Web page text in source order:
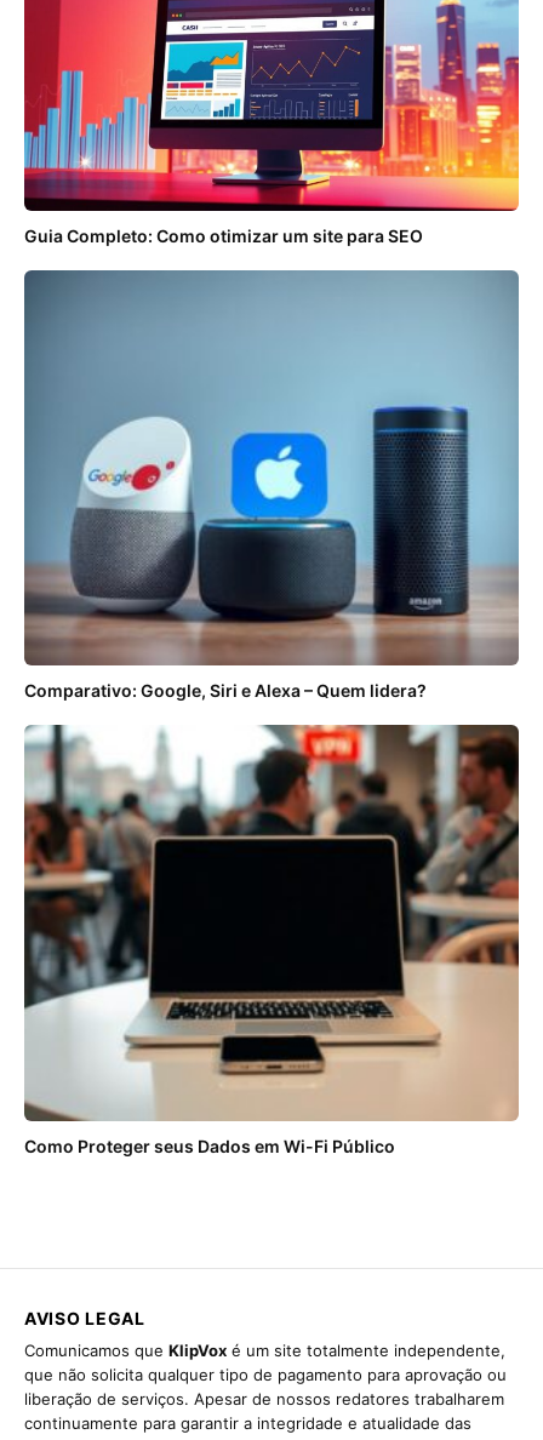
Guia Completo: Como otimizar um site para SEO
Comparativo: Google, Siri e Alexa – Quem lidera?
Como Proteger seus Dados em Wi-Fi Público
AVISO LEGAL
Comunicamos que KlipVox é um site totalmente independente,
que não solicita qualquer tipo de pagamento para aprovação ou
liberação de serviços. Apesar de nossos redatores trabalharem
continuamente para garantir a integridade e atualidade das